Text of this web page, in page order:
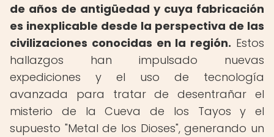
de años de antigüedad y cuya fabricación
es inexplicable desde la perspectiva de las
civilizaciones conocidas en la región. Estos
hallazgos han impulsado nuevas
expediciones y el uso de tecnología
avanzada para tratar de desentrañar el
misterio de la Cueva de los Tayos y el
supuesto "Metal de los Dioses", generando un